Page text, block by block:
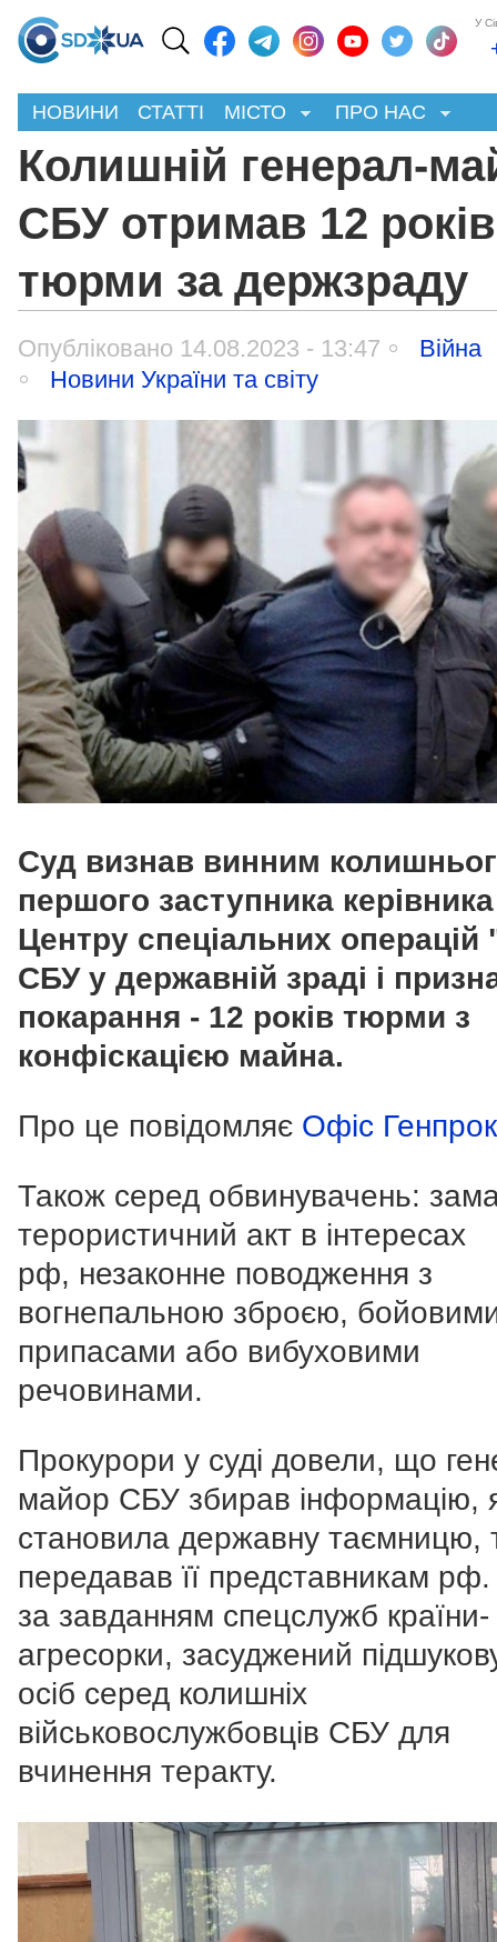
У
НОВИНИ СТАТТІ МІСТО ПРО НАС
Колишній генерал-
СБУ отримав 12 років
тюрми за держзраду
Опубліковано 14.08.2023 - 13:47
Війна
Новини України та світу
Суд визнав винним
першого заступника керівника
Центру спеціальних операцій
СБУ у державній зраді і
покарання - 12 років тюрми з
конфіскацією майна.
Про це повідомляє Офіс
Також серед обвинувачень:
терористичний акт в інтересах
рф, незаконне поводження з
вогнепальною зброєю,
припасами або вибуховими
речовинами.
Прокурори у суді довели, що
майор СБУ збирав інформацію,
становила державну таємницю,
передавав її представникам
за завданням спецслужб країни-
агресорки, засуджений
осіб серед колишніх
військовослужбовців СБУ для
вчинення теракту.